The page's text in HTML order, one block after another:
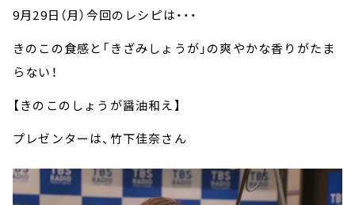
9月29日（月）今回のレシピは・・・
きのこの食感と「きざみしょうが」の爽やかな香りがたま
らない！
【きのこのしょうが醤油和え】
プレゼンターは、竹下佳奈さん